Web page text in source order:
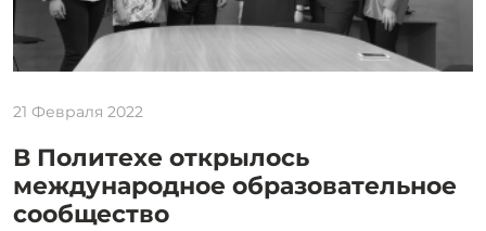
21 Февраля 2022
В Политехе открылось
международное образовательное
сообщество